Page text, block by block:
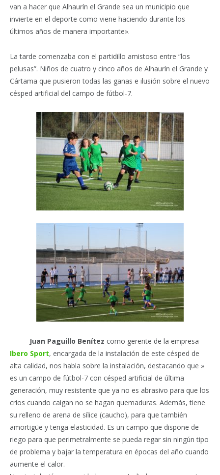
van a hacer que Alhaurín el Grande sea un municipio que
invierte en el deporte como viene haciendo durante los
últimos años de manera importante».
La tarde comenzaba con el partidillo amistoso entre “los
pelusas”. Niños de cuatro y cinco años de Alhaurín el Grande y
Cártama que pusieron todas las ganas e ilusión sobre el nuevo
césped artificial del campo de fútbol-7.
Juan Paguillo Benítez como gerente de la empresa
Ibero Sport, encargada de la instalación de este césped de
alta calidad, nos habla sobre la instalación, destacando que »
es un campo de fútbol-7 con césped artificial de última
generación, muy resistente que ya no es abrasivo para que los
críos cuando caigan no se hagan quemaduras. Además, tiene
su relleno de arena de sílice (caucho), para que también
amortigüe y tenga elasticidad. Es un campo que dispone de
riego para que perimetralmente se pueda regar sin ningún tipo
de problema y bajar la temperatura en épocas del año cuando
aumente el calor.